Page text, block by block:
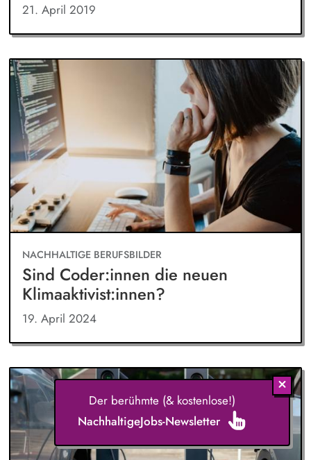
21. April 2019
NACHHALTIGE BERUFSBILDER
Sind Coder:innen die neuen
Klimaaktivist:innen?
19. April 2024
Der berühmte (& kostenlose!)
NachhaltigeJobs-Newsletter